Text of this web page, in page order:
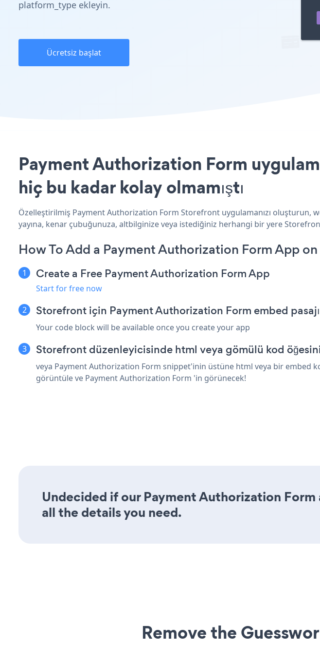
platform_type ekleyin.
Ücretsiz başlat
Payment Authorization Form
hiç bu kadar kolay olmamıştı
Özelleştirilmiş Payment Authorization Form Storefront uygulamanızı oluşturun,
yayına, kenar çubuğunuza, altbilginize veya istediğiniz herhangi bir yere
How To Add a Payment Authorization Form App
Create a Free Payment Authorization Form App
Start for free now
Storefront için Payment Authorization Form embed
Your code block will be available once you create your app
Storefront düzenleyicisinde html veya gömülü kod
veya Payment Authorization Form snippet'inin üstüne html veya bir embed
görüntüle ve Payment Authorization Form 'in görünecek!
Undecided if our Payment Authorization Form
all the details you need.
Remove the